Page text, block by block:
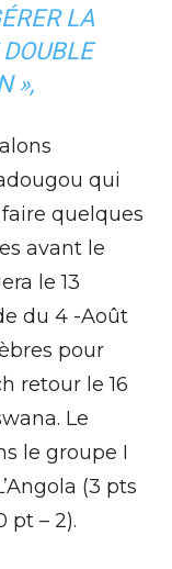
LA
»,
qui
quelques
avant le
le 13
du 4 -Août
pour
retour le 16
Le
le groupe I
(3 pts
pt – 2).